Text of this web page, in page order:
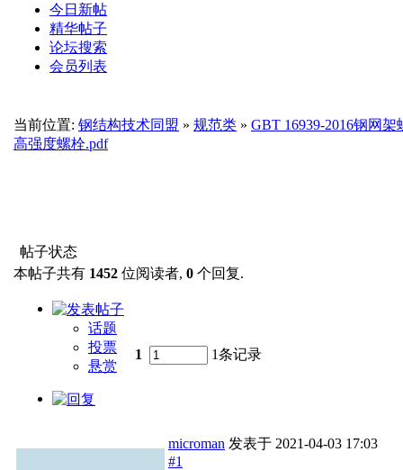
今日新帖
精华帖子
论坛搜索
会员列表
当前位置: 钢结构技术同盟 » 规范类 » GBT 16939-2016钢网
高强度螺栓.pdf
帖子状态
本帖子共有 1452 位阅读者, 0 个回复.
话题
投票
悬赏
1 1条记录
microman 发表于 2021-04-03 17:03
#1